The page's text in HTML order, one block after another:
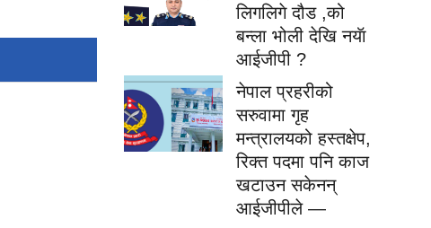
लिगलिगे दौड ,को
बन्ला भोली देखि नयॅा
आईजीपी ?
नेपाल प्रहरीको
सरुवामा गृह
मन्त्रालयको हस्तक्षेप,
रिक्त पदमा पनि काज
खटाउन सकेनन्
आईजीपीले —